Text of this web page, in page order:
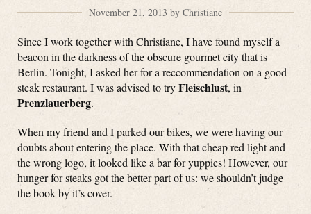
November 21, 2013 by Christiane
Since I work together with Christiane, I have found myself a
beacon in the darkness of the obscure gourmet city that is
Berlin. Tonight, I asked her for a reccommendation on a good
steak restaurant. I was advised to tryFleischlust, in
Prenzlauerberg.
When my friend and I parked our bikes, we were having our
doubts about entering the place. With that cheap red light and
the wrong logo, it looked like a bar for yuppies! However, our
hunger for steaks got the better part of us: we shouldn’t judge
the book by it’s cover.